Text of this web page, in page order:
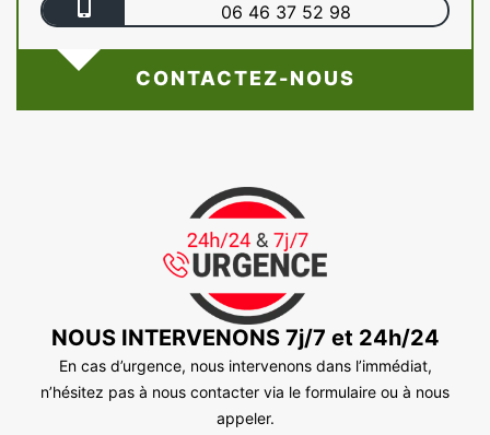
06 46 37 52 98
CONTACTEZ-NOUS
NOUS INTERVENONS 7j/7 et 24h/24
En cas d’urgence, nous intervenons dans l’immédiat,
n’hésitez pas à nous contacter via le formulaire ou à nous
appeler.